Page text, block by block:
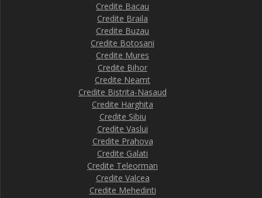
Credite Bacau
Credite Braila
Credite Buzau
Credite Botosani
Credite Mures
Credite Bihor
Credite Neamt
Credite Bistrita-Nasaud
Credite Harghita
Credite Sibiu
Credite Vaslui
Credite Prahova
Credite Galati
Credite Teleorman
Credite Valcea
Credite Mehedinti